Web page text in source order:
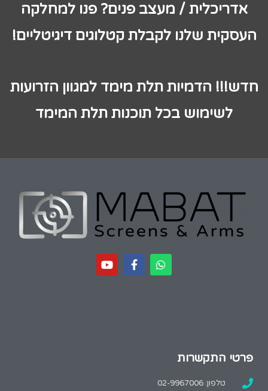
אדריכלית / מעצב פנים? פנו למחלקה
העסקית שלנו לקבלת קטלוגים דיגיטליים!
חדש!!! הדמיות תלת מימד למגוון הזרועות
לשימוש בכל תוכנות תלת המימד
פרטי התקשרות
טלפון: 02-9967006